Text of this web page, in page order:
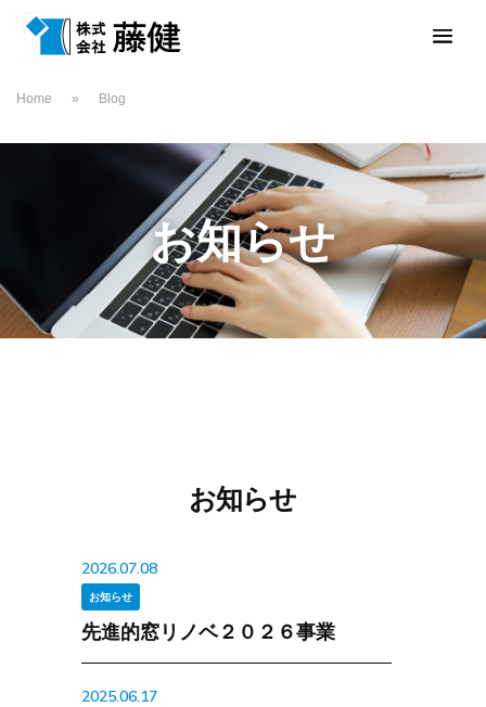
Home » Blog
お知らせ
お知らせ
2026.07.08
お知らせ
先進的窓リノベ２０２６事業
2025.06.17